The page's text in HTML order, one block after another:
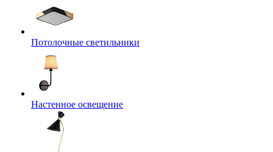
Потолочные светильники
Настенное освещение